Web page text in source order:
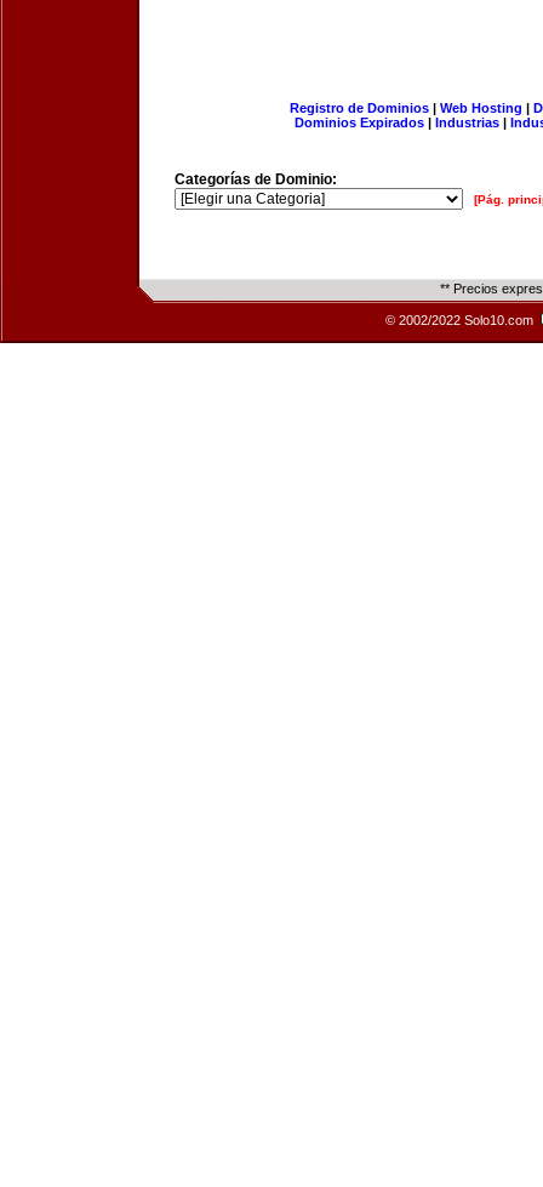
Registro de Dominios| Web Hosting |
Dominios Expirados | Industrias |
Categorías de Dominio:
[Pág.
** Precios
© 2002/2022 Solo10.com